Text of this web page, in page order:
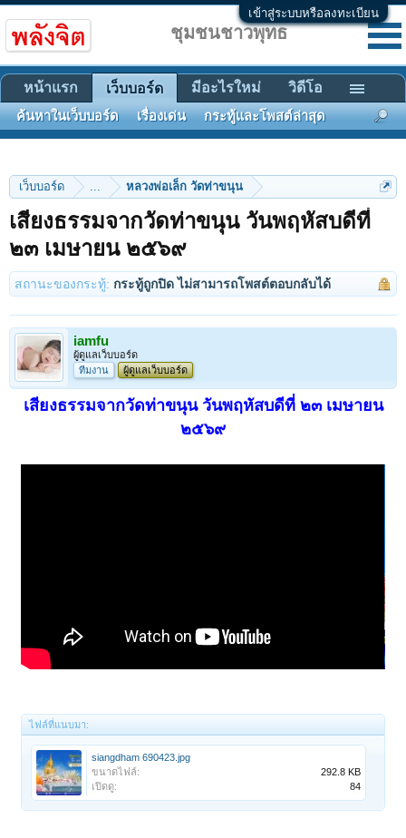
เข้าสู่ระบบหรือลงทะเบียน
เว็บบอร์ด ... หลวงพ่อเล็ก วัดท่าขนุน
เสียงธรรมจากวัดท่าขนุน วันพฤหัสบดีที่
๒๓ เมษายน ๒๕๖๙
สถานะของกระทู้: กระทู้ถูกปิด ไม่สามารถโพสต์ตอบกลับได้
iamfu
ผู้ดูแลเว็บบอร์ด
ทีมงาน
ผู้ดูแลเว็บบอร์ด
เสียงธรรมจากวัดท่าขนุน วันพฤหัสบดีที่ ๒๓ เมษายน
๒๕๖๙
ไฟล์ที่แนบมา:
siangdham 690423.jpg
ขนาดไฟล์:
292.8 KB
เปิดดู:
84
ชุมชนชาวพุทธ
หน้าแรก เว็บบอร์ด
ค้นหาในเว็บบอร์ด เรื่องเด่น กระทู้และโพสต์ล่าสุด
มีอะไรใหม่ วิดีโอ